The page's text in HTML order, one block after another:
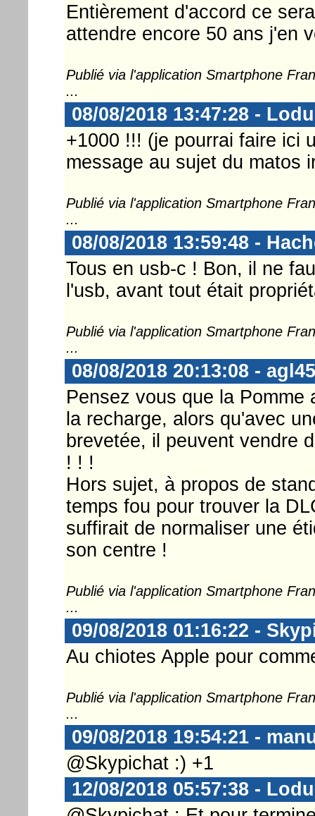
Entièrement d'accord ce
attendre encore 50 ans j'en
Publié via l'application Smartphone
...
08/08/2018 13:47:28 -
+1000 !!! (je pourrai faire ici
message au sujet du matos
Publié via l'application Smartphone
...
08/08/2018 13:59:48 -
Tous en usb-c ! Bon, il ne
l'usb, avant tout était
Publié via l'application Smartphone
...
08/08/2018 20:13:08 - agl45
Pensez vous que la
la recharge, alors qu'avec
brevetée, il peuvent vendre
! ! !
Hors sujet, à propos de
temps fou pour trouver la
suffirait de normaliser une
son centre !
Publié via l'application Smartphone
...
09/08/2018 01:16:22 -
Au chiotes Apple pour
Publié via l'application Smartphone
...
09/08/2018 19:54:21 -
@Skypichat :) +1
12/08/2018 05:57:38 -